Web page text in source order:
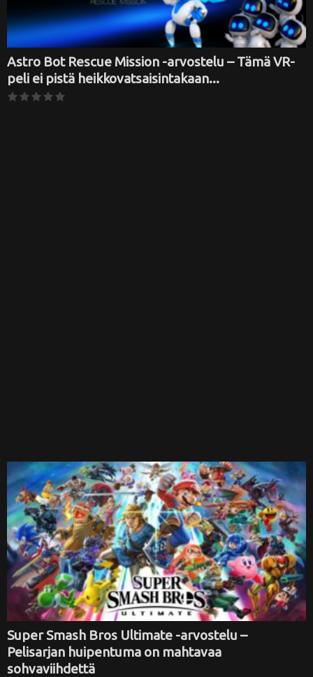
Astro Bot Rescue Mission -arvostelu – Tämä VR-
peli ei pistä heikkovatsaisintakaan...
Super Smash Bros Ultimate -arvostelu –
Pelisarjan huipentuma on mahtavaa
sohvaviihdettä